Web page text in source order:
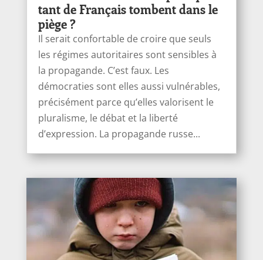
tant de Français tombent dans le
piège ?
Il serait confortable de croire que seuls
les régimes autoritaires sont sensibles à
la propagande. C’est faux. Les
démocraties sont elles aussi vulnérables,
précisément parce qu’elles valorisent le
pluralisme, le débat et la liberté
d’expression. La propagande russe...